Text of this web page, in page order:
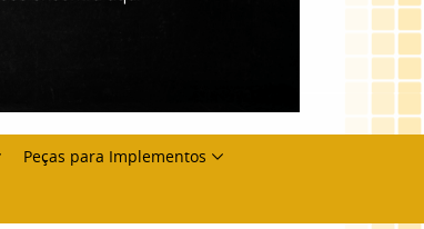
Peças para Implementos